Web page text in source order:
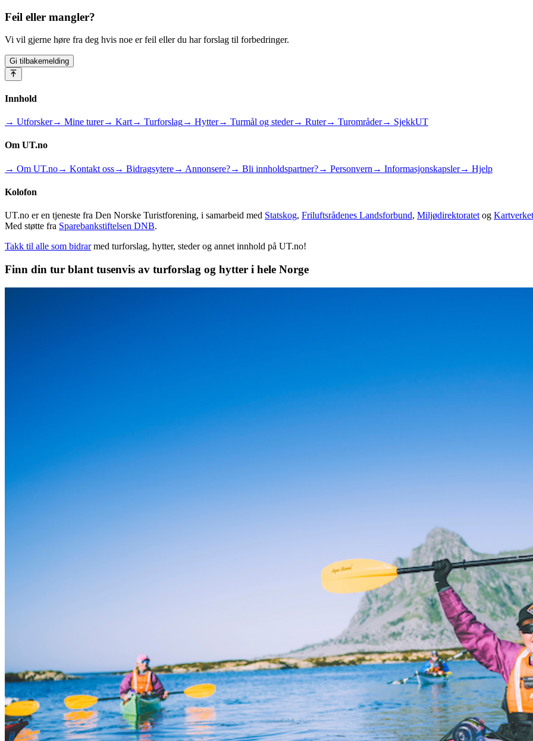
Feil eller mangler?
Vi vil gjerne høre fra deg hvis noe er feil eller du har forslag til forbedringer.
Gi tilbakemelding
Innhold
→ Utforsker→ Mine turer→ Kart→ Turforslag→ Hytter→ Turmål og steder→ Ruter→ Turområder→ SjekkUT
Om UT.no
→ Om UT.no→ Kontakt oss→ Bidragsytere→ Annonsere?→ Bli innholdspartner?→ Personvern → Informasjonskapsler→ Hjelp
Kolofon
UT.no er en tjeneste fra Den Norske Turistforening, i samarbeid med Statskog, Friluftsrådenes Landsforbund, Miljødirektoratet og Kartverket
Med støtte fra Sparebankstiftelsen DNB.
Takk til alle som bidrar med turforslag, hytter, steder og annet innhold på UT.no!
Finn din tur blant tusenvis av turforslag og hytter i hele Norge